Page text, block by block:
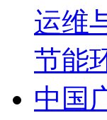
运维
节能
中国